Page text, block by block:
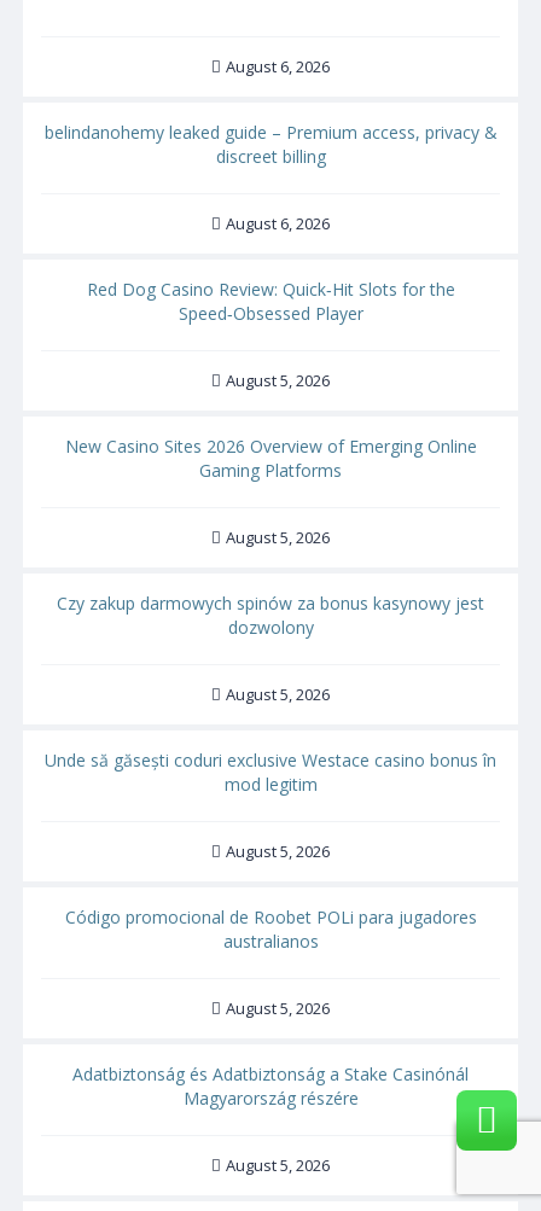
August 6, 2026
belindanohemy leaked guide – Premium access, privacy &
discreet billing
August 6, 2026
Red Dog Casino Review: Quick‑Hit Slots for the
Speed‑Obsessed Player
August 5, 2026
New Casino Sites 2026 Overview of Emerging Online
Gaming Platforms
August 5, 2026
Czy zakup darmowych spinów za bonus kasynowy jest
dozwolony
August 5, 2026
Unde să găsești coduri exclusive Westace casino bonus în
mod legitim
August 5, 2026
Código promocional de Roobet POLi para jugadores
australianos
August 5, 2026
Adatbiztonság és Adatbiztonság a Stake Casinónál
Magyarország részére
August 5, 2026